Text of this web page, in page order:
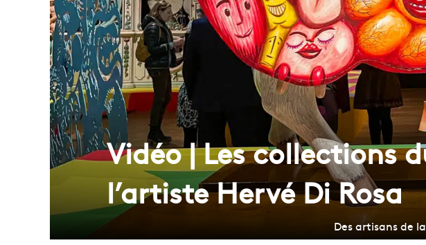
Vidéo | Les collections
l’artiste Hervé Di Rosa
Des artisans de